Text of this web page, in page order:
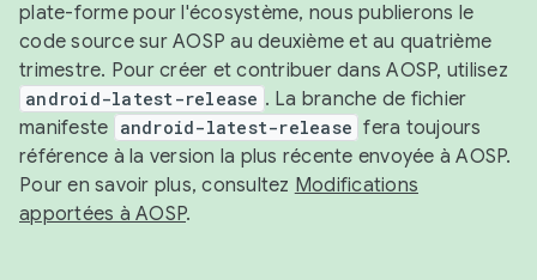
plate-forme pour l'écosystème, nous publierons le
code source sur AOSP au deuxième et au quatrième
trimestre. Pour créer et contribuer dans AOSP, utilisez
android-latest-release . La branche de fichier
manifeste android-latest-release fera toujours
référence à la version la plus récente envoyée à AOSP.
Pour en savoir plus, consultez Modifications
apportées à AOSP.